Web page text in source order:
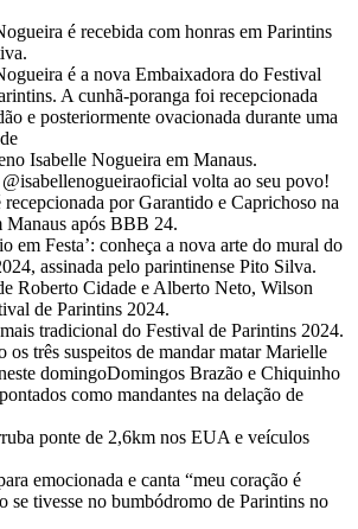
é recebida com honras em Parintins
é a nova Embaixadora do Festival
A cunhã-poranga foi recepcionada
e posteriormente ovacionada durante uma
Isabelle Nogueira em Manaus.
volta ao seu povo!
recepcionada por Garantido e Caprichoso na
Manaus após BBB 24.
em Festa’: conheça a nova arte do mural do
assinada pelo parintinense Pito Silva.
Roberto Cidade e Alberto Neto, Wilson
de Parintins 2024.
tradicional do Festival de Parintins 2024.
os três suspeitos de mandar matar Marielle
domingoDomingos Brazão e Chiquinho
como mandantes na delação de
ponte de 2,6km nos EUA e veículos
emocionada e canta “meu coração é
se tivesse no bumbódromo de Parintins no